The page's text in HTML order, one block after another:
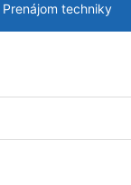
Prenájom techniky